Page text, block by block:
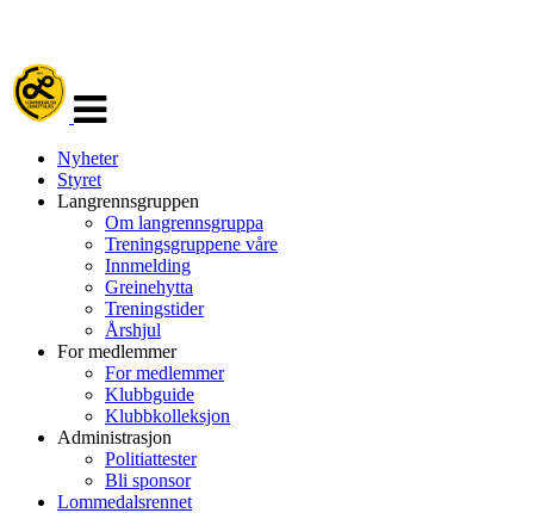
navigasjon
Nyheter
Styret
Langrennsgruppen
Om langrennsgruppa
Treningsgruppene våre
Innmelding
Greinehytta
Treningstider
Årshjul
For medlemmer
For medlemmer
Klubbguide
Klubbkolleksjon
Administrasjon
Politiattester
Bli sponsor
Lommedalsrennet